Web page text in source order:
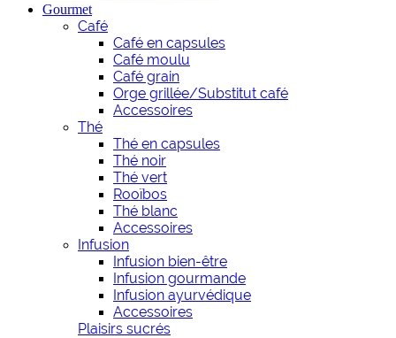
Gourmet
Café
Café en capsules
Café moulu
Café grain
Orge grillée/Substitut café
Accessoires
Thé
Thé en capsules
Thé noir
Thé vert
Rooïbos
Thé blanc
Accessoires
Infusion
Infusion bien-être
Infusion gourmande
Infusion ayurvédique
Accessoires
Plaisirs sucrés